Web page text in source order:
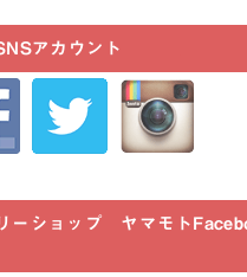
アカウント
ーショップ ヤマモト